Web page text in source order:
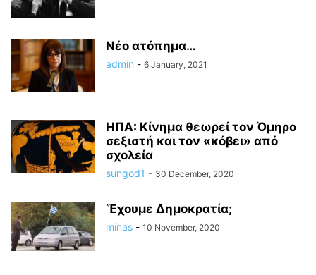
Νέο ατόπημα…
admin - 6 January, 2021
ΗΠΑ: Κίνημα θεωρεί τον Όμηρο
σεξιστή και τον «κόβει» από
σχολεία
sungod1 - 30 December, 2020
Ἔχουμε Δημοκρατία;
minas - 10 November, 2020